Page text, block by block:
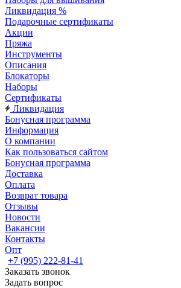
Ликвидация %
Подарочные сертификаты
Акции
Пряжа
Инструменты
Описания
Блокаторы
Наборы
Сертификаты
Ликвидация
Бонусная программа
Информация
О компании
Как пользоваться сайтом
Бонусная программа
Доставка
Оплата
Возврат товара
Отзывы
Новости
Вакансии
Контакты
Опт
+7 (995) 222-81-41
Заказать звонок
Задать вопрос